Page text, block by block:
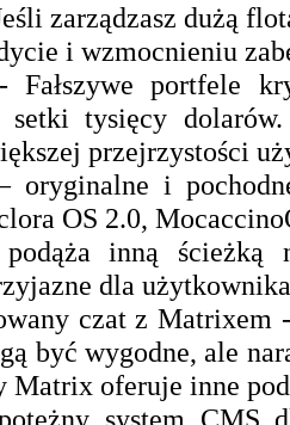
zarządzasz dużą
i wzmocnieniu
Fałszywe portfele
tysięcy
przejrzystości
oryginalne i
OS 2.0,
inną ścieżką
dla
czat z
być wygodne, ale
Matrix oferuje inne